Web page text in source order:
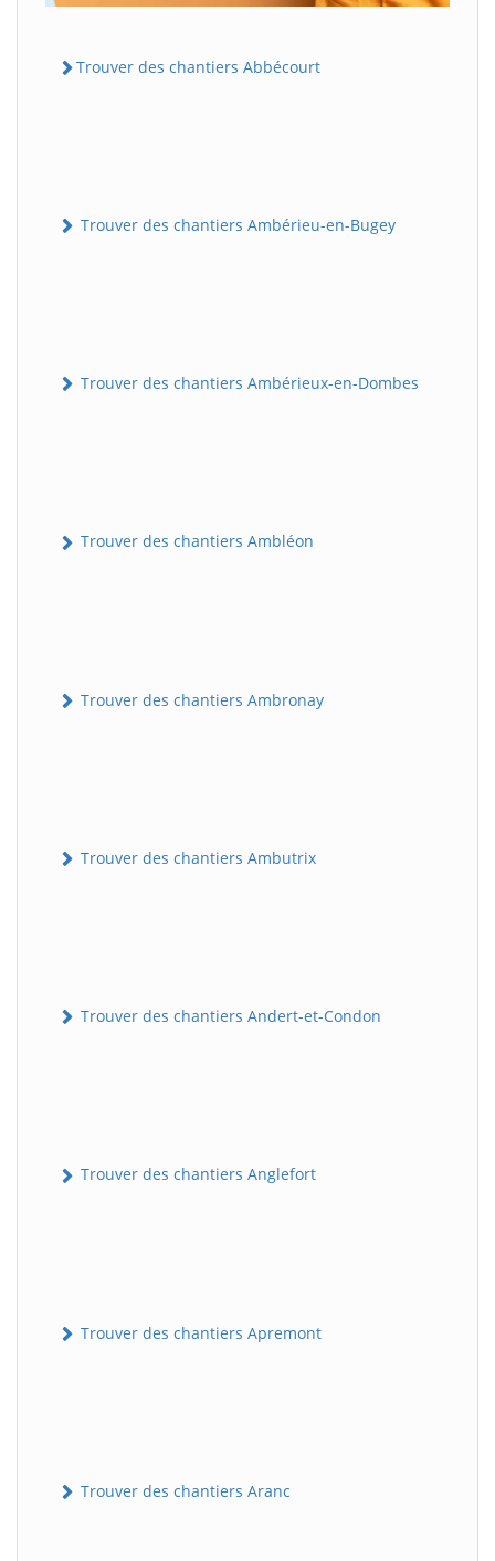
Trouver des chantiers Abbécourt
Trouver des chantiers Ambérieu-en-Bugey
Trouver des chantiers Ambérieux-en-Dombes
Trouver des chantiers Ambléon
Trouver des chantiers Ambronay
Trouver des chantiers Ambutrix
Trouver des chantiers Andert-et-Condon
Trouver des chantiers Anglefort
Trouver des chantiers Apremont
Trouver des chantiers Aranc